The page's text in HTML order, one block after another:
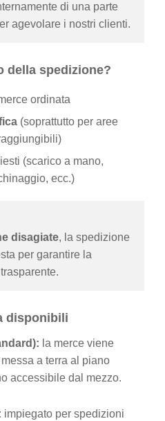
di una parte
agevolare i nostri clienti.
della spedizione?
ordinata
(soprattutto per aree
(scarico a mano,
ecc.)
disagiate, la spedizione
per garantire la
disponibili
la merce viene
a terra al piano
accessibile dal mezzo.
impiegato per spedizioni